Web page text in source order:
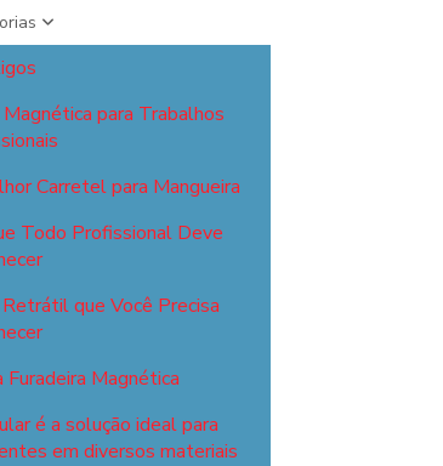
para Trabalhos
Carretel para Mangueira
Todo Profissional Deve
que Você Precisa
Magnética
é a solução ideal para
em diversos materiais